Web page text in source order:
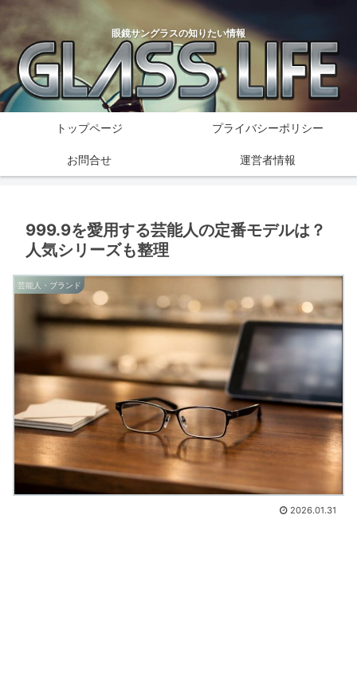
眼鏡サングラスの知りたい情報
トップページ プライバシーポリシー
お問合せ 運営者情報
999.9を愛用する芸能人の定番モデルは？
人気シリーズも整理
芸能人・ブランド
2026.01.31